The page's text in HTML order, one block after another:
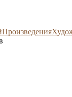
Произведения